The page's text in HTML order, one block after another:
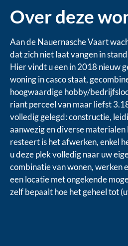
Over deze
Aan de Nauernasche Vaart
dat zich niet laat vangen in
Hier vindt u een in 2018 nieuw
woning in casco staat,
hoogwaardige hobby/
riant perceel van maar liefst
volledig gelegd: constructie,
aanwezig en diverse materialen
resteert is het afwerken, enkel
u deze plek volledig naar uw
combinatie van wonen, werken
een locatie met ongekende
zelf bepaalt hoe het geheel tot